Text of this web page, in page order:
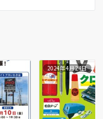
2024年4月24日